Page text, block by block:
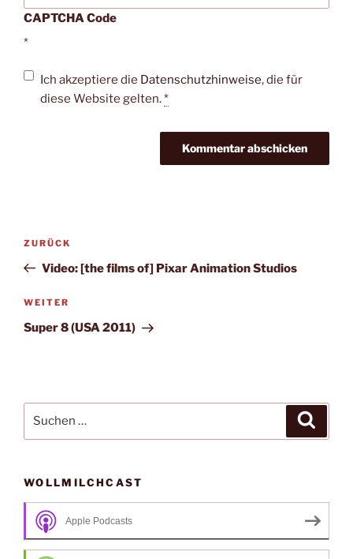
CAPTCHA Code
*
Ich akzeptiere die Datenschutzhinweise, die für
diese Website gelten.*
Beitragsnavigation
Vorheriger
Beitrag
ZURÜCK
Video: [the films of] Pixar Animation Studios
Nächster
Beitrag
WEITER
Super 8 (USA 2011)
nach:
WOLLMILCHCAST
Apple Podcasts